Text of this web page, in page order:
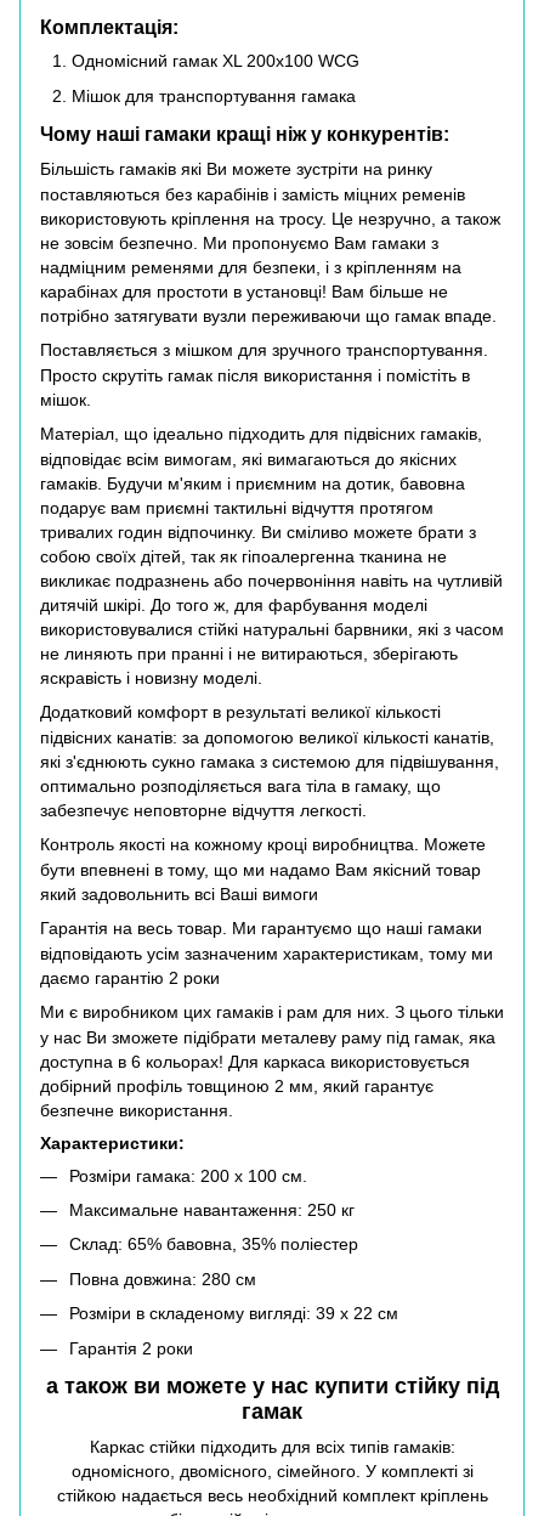
Комплектація:
Одномісний гамак XL 200х100 WCG
Мішок для транспортування гамака
Чому наші гамаки кращі ніж у конкурентів:
Більшість гамаків які Ви можете зустріти на ринку
поставляються без карабінів і замість міцних ременів
використовують кріплення на тросу. Це незручно, а також
не зовсім безпечно. Ми пропонуємо Вам гамаки з
надміцним ременями для безпеки, і з кріпленням на
карабінах для простоти в установці! Вам більше не
потрібно затягувати вузли переживаючи що гамак впаде.
Поставляється з мішком для зручного транспортування.
Просто скрутіть гамак після використання і помістіть в
мішок.
Матеріал, що ідеально підходить для підвісних гамаків,
відповідає всім вимогам, які вимагаються до якісних
гамаків. Будучи м'яким і приємним на дотик, бавовна
подарує вам приємні тактильні відчуття протягом
тривалих годин відпочинку. Ви сміливо можете брати з
собою своїх дітей, так як гіпоалергенна тканина не
викликає подразнень або почервоніння навіть на чутливій
дитячій шкірі. До того ж, для фарбування моделі
використовувалися стійкі натуральні барвники, які з часом
не линяють при пранні і не витираються, зберігають
яскравість і новизну моделі.
Додатковий комфорт в результаті великої кількості
підвісних канатів: за допомогою великої кількості канатів,
які з'єднюють сукно гамака з системою для підвішування,
оптимально розподіляється вага тіла в гамаку, що
забезпечує неповторне відчуття легкості.
Контроль якості на кожному кроці виробництва. Можете
бути впевнені в тому, що ми надамо Вам якісний товар
який задовольнить всі Ваші вимоги
Гарантія на весь товар. Ми гарантуємо що наші гамаки
відповідають усім зазначеним характеристикам, тому ми
даємо гарантію 2 роки
Ми є виробником цих гамаків і рам для них. З цього тільки
у нас Ви зможете підібрати металеву раму під гамак, яка
доступна в 6 кольорах! Для каркаса використовується
добірний профіль товщиною 2 мм, який гарантує
безпечне використання.
Характеристики:
Розміри гамака: 200 х 100 см.
Максимальне навантаження: 250 кг
Склад: 65% бавовна, 35% поліестер
Повна довжина: 280 см
Розміри в складеному вигляді: 39 х 22 см
Гарантія 2 роки
а також ви можете у нас купити стійку під
гамак
Каркас стійки підходить для всіх типів гамаків:
одномісного, двомісного, сімейного. У комплекті зі
стійкою надається весь необхідний комплект кріплень